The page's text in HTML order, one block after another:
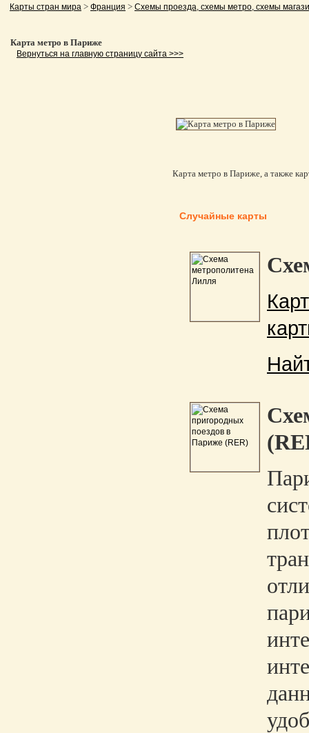
Карты стран мира > Франция > Схемы проезда, схемы метро, схемы
Карта метро в Париже
Вернуться на главную страницу сайта >>>
Карта метро в Париже, а также
Случайные карты